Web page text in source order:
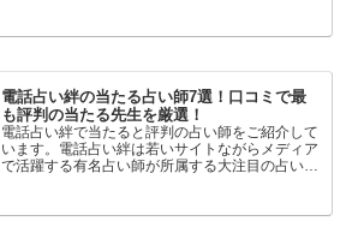
イスを頂けます。
電話占い絆の当たる占い師7選！口コミで最
も評判の当たる先生を厳選！
電話占い絆で当たると評判の占い師をご紹介して
います。電話占い絆は若いサイトながらメディア
で活躍する有名占い師が所属する大注目の占いサ
定もできますよ！